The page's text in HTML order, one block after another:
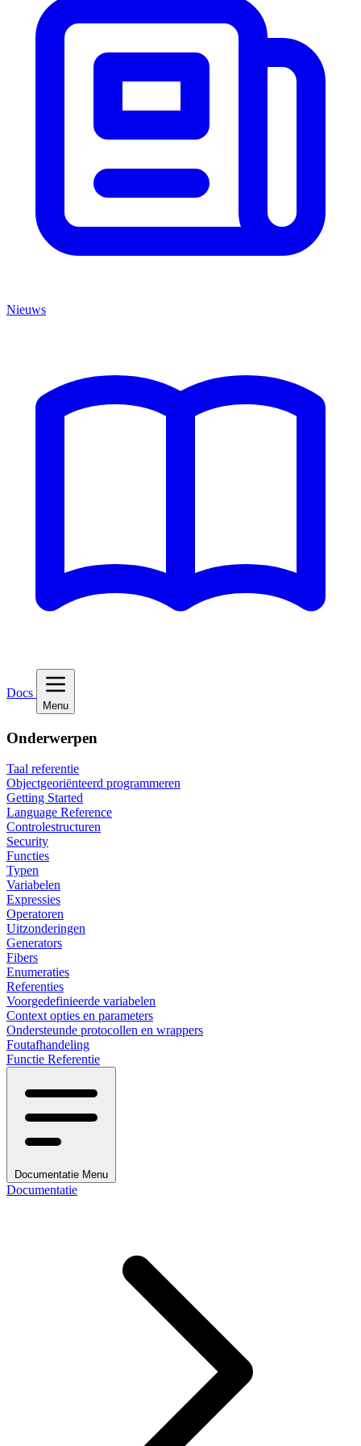
Nieuws
Docs
Menu
Onderwerpen
Taal referentie
Objectgeoriënteerd programmeren
Getting Started
Language Reference
Controlestructuren
Security
Functies
Typen
Variabelen
Expressies
Operatoren
Uitzonderingen
Generators
Fibers
Enumeraties
Referenties
Voorgedefinieerde variabelen
Context opties en parameters
Ondersteunde protocollen en wrappers
Foutafhandeling
Functie Referentie
Documentatie Menu
Documentatie